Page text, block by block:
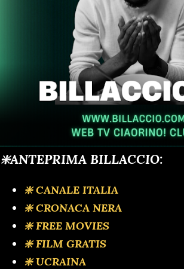
❇️ANTEPRIMA BILLACCIO:
❇️ CANALE ITALIA
❇️ CRONACA NERA
❇️ FREE MOVIES
❇️ FILM GRATIS
❇️ UCRAINA